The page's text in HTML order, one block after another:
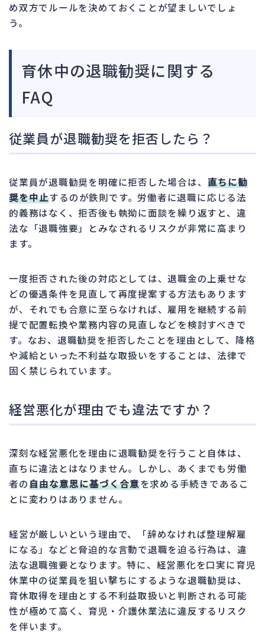
め双方でルールを決めておくことが望ましいでしょ
う。
育休中の退職勧奨に関する
FAQ
従業員が退職勧奨を拒否したら？
従業員が退職勧奨を明確に拒否した場合は、 直ちに勧
奨を中止するのが鉄則です。労働者に退職に応じる法
的義務はなく、拒否後も執拗に面談を繰り返すと、違
法な「退職強要」とみなされるリスクが非常に高まり
ます。
一度拒否された後の対応としては、退職金の上乗せな
どの優遇条件を見直して再度提案する方法もあります
が、それでも合意に至らなければ、雇用を継続する前
提で配置転換や業務内容の見直しなどを検討すべきで
す。なお、退職勧奨を拒否したことを理由として、降格
や減給といった不利益な取扱いをすることは、法律で
固く禁じられています。
経営悪化が理由でも違法ですか？
深刻な経営悪化を理由に退職勧奨を行うこと自体は、
直ちに違法とはなりません。しかし、あくまでも労働
者の自由な意思に基づく合意を求める手続きであるこ
とに変わりはありません。
経営が厳しいという理由で、「辞めなければ整理解雇
になる」などと脅迫的な言動で退職を迫る行為は、違
法な退職強要となります。特に、経営悪化を口実に育児
休業中の従業員を狙い撃ちにするような退職勧奨は、
育休取得を理由とする不利益取扱いと判断される可能
性が極めて高く、育児・介護休業法に違反するリスク
を伴います。